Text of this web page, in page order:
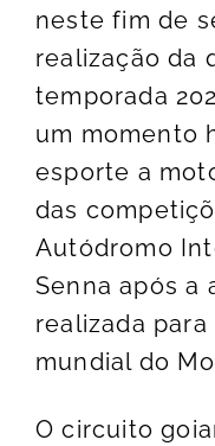
neste fim de
realização da
temporada
um momento
esporte a
das
Autódromo
Senna após a
realizada
mundial do
O circuito